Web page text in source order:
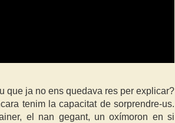
que ja no ens quedava res per explicar?
tenim la capacitat de sorprendre-us.
el nan gegant, un oxímoron en si